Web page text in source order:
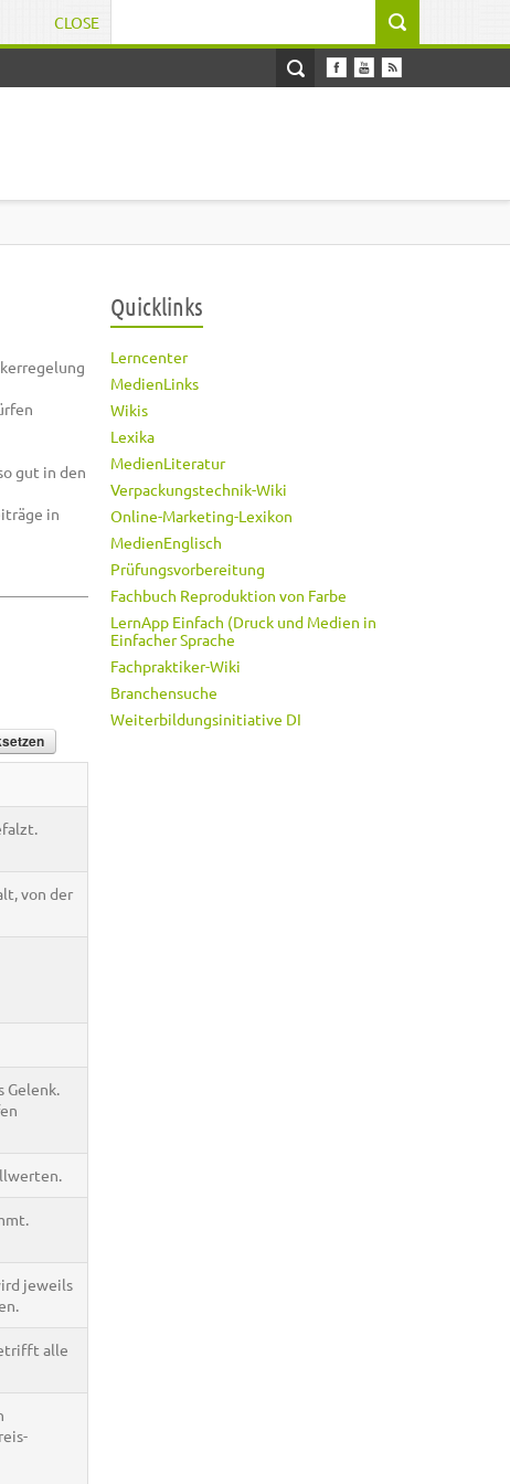
CLOSE
gut in den
in
von der
Gelenk.
jeweils
alle
Quicklinks
Lerncenter
MedienLinks
Wikis
Lexika
MedienLiteratur
Verpackungstechnik-Wiki
Online-Marketing-Lexikon
MedienEnglisch
Prüfungsvorbereitung
Fachbuch Reproduktion von Farbe
LernApp Einfach (Druck und Medien in
Einfacher Sprache
Fachpraktiker-Wiki
Branchensuche
Weiterbildungsinitiative DI